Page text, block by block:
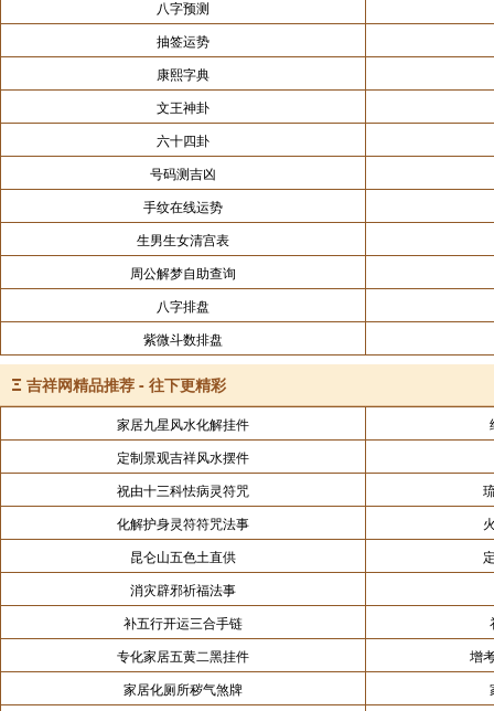
八字预测
抽签运势
康熙字典
文王神卦
六十四卦
号码测吉凶
手纹在线运势
生男生女清宫表
周公解梦自助查询
八字排盘
紫微斗数排盘
Ξ 吉祥网精品推荐 - 往下更精彩
家居九星风水化解挂件
定制景观吉祥风水摆件
祝由十三科怯病灵符咒
化解护身灵符符咒法事
昆仑山五色土直供
消灾辟邪祈福法事
补五行开运三合手链
专化家居五黄二黑挂件
增
家居化厕所秽气煞牌